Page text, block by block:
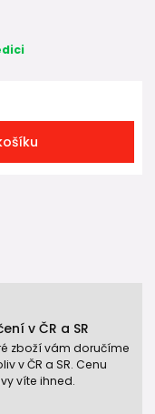
v ČR a SR
zboží vám doručíme
v ČR a SR. Cenu
víte ihned.